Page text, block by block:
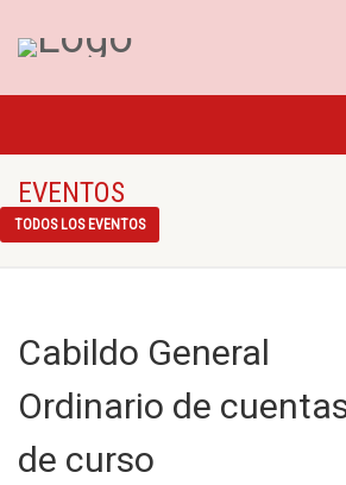
EVENTOS
TODOS LOS EVENTOS
Cabildo General
Ordinario de
de curso